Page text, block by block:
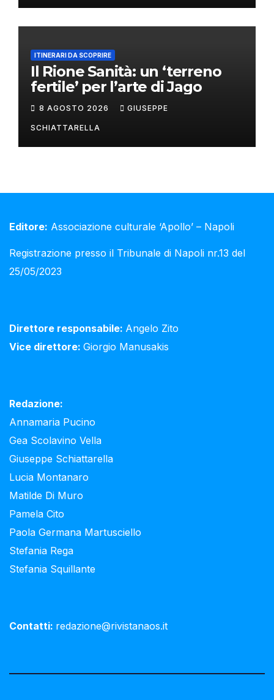
ITINERARI DA SCOPRIRE
Il Rione Sanità: un ‘terreno
fertile’ per l’arte di Jago
8 AGOSTO 2026 GIUSEPPE
SCHIATTARELLA
Editore: Associazione culturale ‘Apollo’ – Napoli
Registrazione presso il Tribunale di Napoli nr.13 del
25/05/2023
Direttore responsabile: Angelo Zito
Vice direttore: Giorgio Manusakis
Redazione:
Annamaria Pucino
Gea Scolavino Vella
Giuseppe Schiattarella
Lucia Montanaro
Matilde Di Muro
Pamela Cito
Paola Germana Martusciello
Stefania Rega
Stefania Squillante
Contatti: redazione@rivistanaos.it